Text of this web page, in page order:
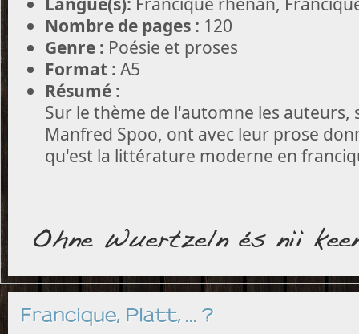
Nombre de pages : 120
Genre : Poésie et proses
Format : A5
Résumé :
Sur le thème de l'automne les auteurs,
Manfred Spoo, ont avec leur prose
qu'est la littérature moderne en
Francique, Platt, ... ?